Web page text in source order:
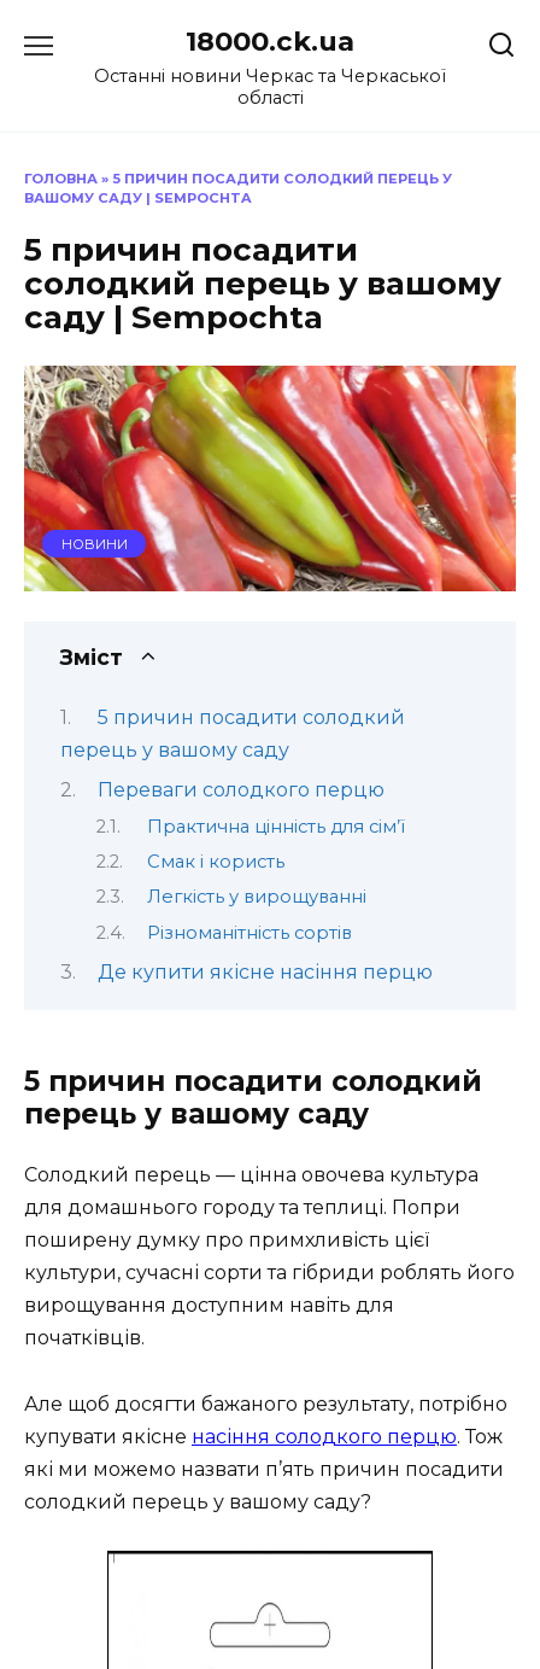
до
18000.ck.ua
Останні новини Черкас та Черкаської
області
ГОЛОВНА » 5 ПРИЧИН ПОСАДИТИ СОЛОДКИЙ ПЕРЕЦЬ У
ВАШОМУ САДУ | SEMPOCHTA
5 причин посадити
солодкий перець у вашому
саду | Sempochta
НОВИНИ
Зміст
5 причин посадити солодкий
перець у вашому саду
Переваги солодкого перцю
Практична цінність для сім’ї
Смак і користь
Легкість у вирощуванні
Різноманітність сортів
Де купити якісне насіння перцю
5 причин посадити солодкий
перець у вашому саду
Солодкий перець — цінна овочева культура
для домашнього городу та теплиці. Попри
поширену думку про примхливість цієї
культури, сучасні сорти та гібриди роблять його
вирощування доступним навіть для
початківців.
Але щоб досягти бажаного результату, потрібно
купувати якісне насіння солодкого перцю. Тож
які ми можемо назвати п’ять причин посадити
солодкий перець у вашому саду?